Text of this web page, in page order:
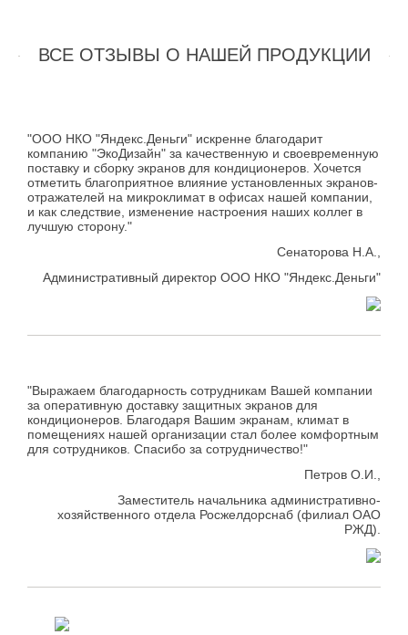
ВСЕ ОТЗЫВЫ О НАШЕЙ ПРОДУКЦИИ
"ООО НКО "Яндекс.Деньги" искренне благодарит
компанию "ЭкоДизайн" за качественную и своевременную
поставку и сборку экранов для кондиционеров. Хочется
отметить благоприятное влияние установленных экранов-
отражателей на микроклимат в офисах нашей компании,
и как следствие, изменение настроения наших коллег в
лучшую сторону."
Сенаторова Н.А.,
Административный директор ООО НКО "Яндекс.Деньги"
"Выражаем благодарность сотрудникам Вашей компании
за оперативную доставку защитных экранов для
кондиционеров. Благодаря Вашим экранам, климат в
помещениях нашей организации стал более комфортным
для сотрудников. Спасибо за сотрудничество!"
Петров О.И.,
Заместитель начальника административно-
хозяйственного отдела Росжелдорснаб (филиал ОАО
РЖД).